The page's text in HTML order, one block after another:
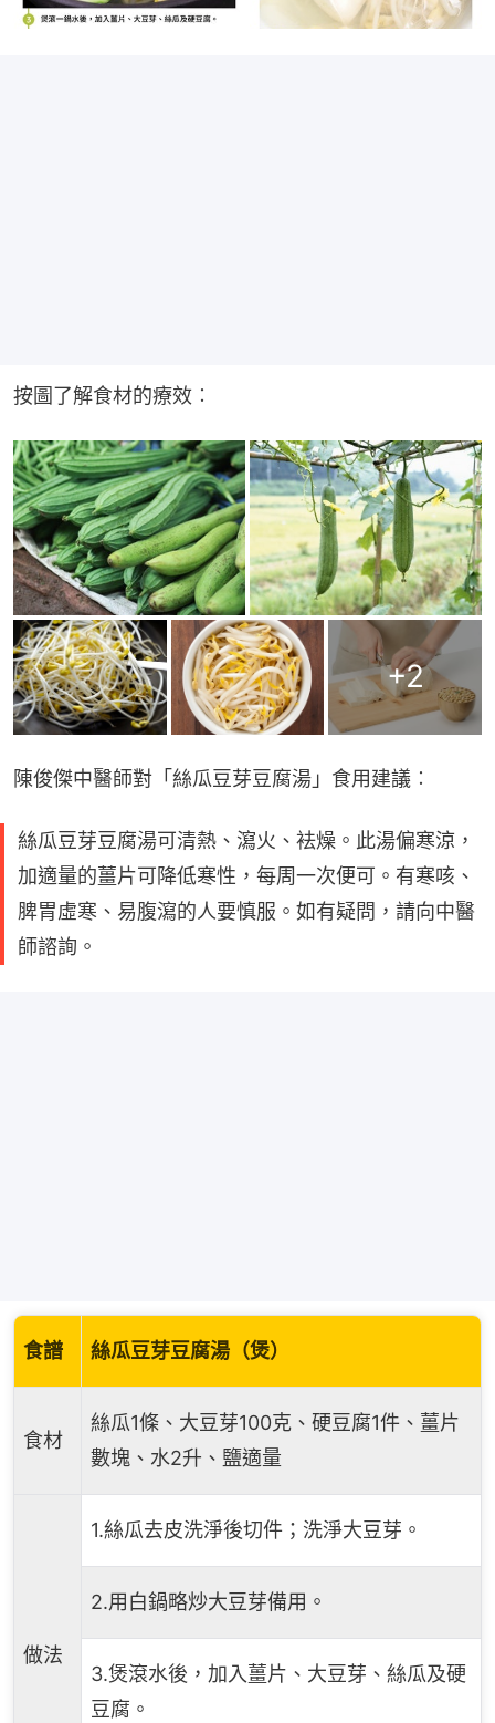
按圖了解食材的療效︰
+2
陳俊傑中醫師對「絲瓜豆芽豆腐湯」食用建議︰
絲瓜豆芽豆腐湯可清熱、瀉火、袪燥。此湯偏寒涼，
加適量的薑片可降低寒性，每周一次便可。有寒咳、
脾胃虛寒、易腹瀉的人要慎服。如有疑問，請向中醫
師諮詢。
食譜 絲瓜豆芽豆腐湯（煲）
食材
絲瓜1條、大豆芽100克、硬豆腐1件、薑片
數塊、水2升、鹽適量
做法
1.絲瓜去皮洗淨後切件；洗淨大豆芽。
2.用白鍋略炒大豆芽備用。
3.煲滾水後，加入薑片、大豆芽、絲瓜及硬
豆腐。